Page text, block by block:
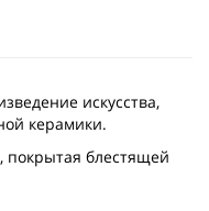
искусства,
керамики.
покрытая блестящей